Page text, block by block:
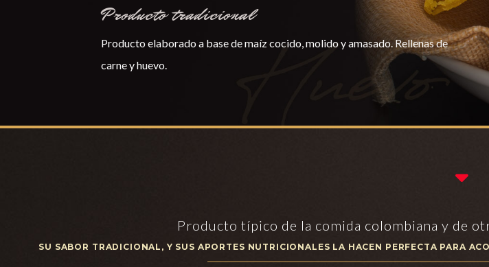
Producto tradicional
Producto elaborado a base de maíz cocido, molido y amasado. Rellenas de
carne y huevo.
Producto típico de la comida colombiana y de
SU SABOR TRADICIONAL, Y SUS APORTES NUTRICIONALES LA HACEN PERFECTA PARA